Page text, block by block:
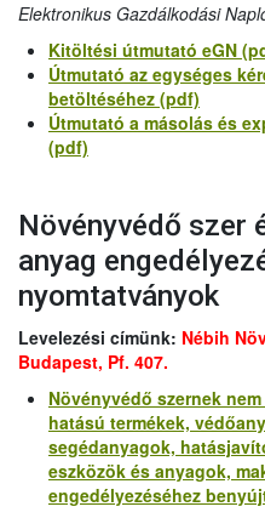
Elektronikus Gazdálkodási
Kitöltési útmutató eGN
Útmutató az egységes
betöltéséhez (pdf)
Útmutató a másolás és
(pdf)
Növényvédő szer
anyag
nyomtatványok
Levelezési címünk: Nébih
Budapest, Pf. 407.
Növényvédő szernek
hatású termékek,
segédanyagok,
eszközök és anyagok,
engedélyezéséhez